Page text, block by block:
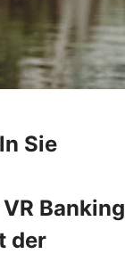
Sie
Banking
der